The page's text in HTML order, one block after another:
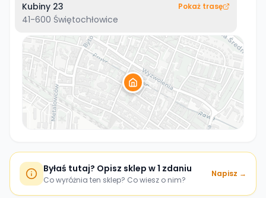
Kubiny 23
41-600 Świętochłowice
Pokaż trasę
Byłaś tutaj? Opisz sklep w 1 zdaniu
Co wyróżnia ten sklep? Co wiesz o nim?
Napisz →